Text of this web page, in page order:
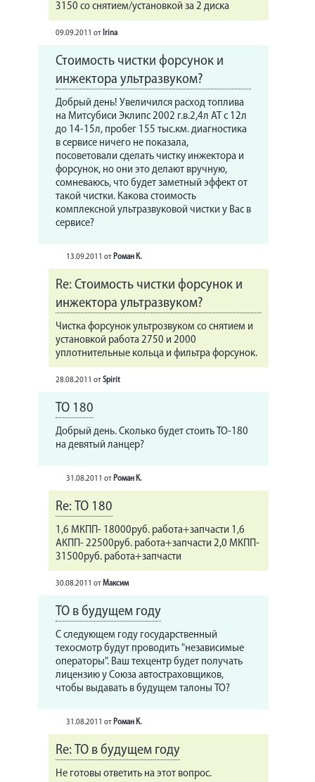
3150 со снятием/установкой за 2 диска
09.09.2011 от Irina
Стоимость чистки форсунок и
инжектора ультразвуком?
Добрый день! Увеличился расход топлива
на Митсубиси Эклипс 2002 г.в.2,4л АТ с 12л
до 14-15л, пробег 155 тыс.км. диагностика
в сервисе ничего не показала,
посоветовали сделать чистку инжектора и
форсунок, но они это делают вручную,
сомневаюсь, что будет заметный эффект от
такой чистки. Какова стоимость
комплексной ультразвуковой чистки у Вас в
сервисе?
13.09.2011 от Роман К.
Re: Стоимость чистки форсунок и
инжектора ультразвуком?
Чистка форсунок ультрозвуком со снятием и
установкой работа 2750 и 2000
уплотнительные кольца и фильтра форсунок.
28.08.2011 отSpirit
ТО 180
Добрый день. Сколько будет стоить ТО-180
на девятый ланцер?
31.08.2011 от Роман К.
Re: ТО 180
1,6 МКПП- 18000руб. работа+запчасти 1,6
АКПП- 22500руб. работа+запчасти 2,0 МКПП-
31500руб. работа+запчасти
30.08.2011 отМаксим
ТО в будущем году
С следующем году государственный
техосмотр будут проводить "независимые
операторы". Ваш техцентр будет получать
лицензию у Союза автостраховщиков,
чтобы выдавать в будущем талоны ТО?
31.08.2011 от Роман К.
Re: ТО в будущем году
Не готовы ответить на этот вопрос.